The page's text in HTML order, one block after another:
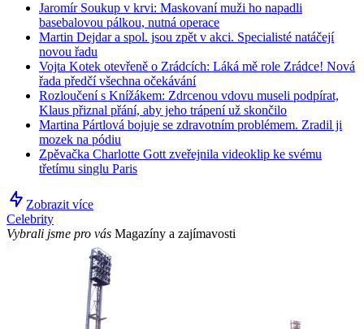
Jaromír Soukup v krvi: Maskovaní muži ho napadli
basebalovou pálkou, nutná operace
Martin Dejdar a spol. jsou zpět v akci. Specialisté natáčejí
novou řadu
Vojta Kotek otevřeně o Zrádcích: Láká mě role Zrádce! Nová
řada předčí všechna očekávání
Rozloučení s Knížákem: Zdrcenou vdovu museli podpírat,
Klaus přiznal přání, aby jeho trápení už skončilo
Martina Pártlová bojuje se zdravotním problémem. Zradil ji
mozek na pódiu
Zpěvačka Charlotte Gott zveřejnila videoklip ke svému
třetímu singlu Paris
Zobrazit více
Celebrity
Vybrali jsme pro vás Magazíny a zajímavosti